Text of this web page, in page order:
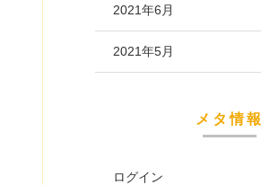
2021年6月
2021年5月
メタ情報
ログイン